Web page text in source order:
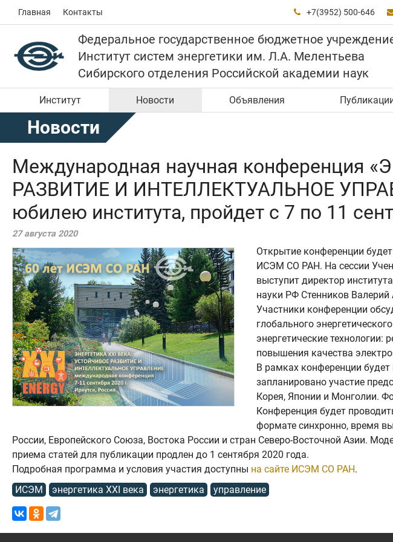
Главная Контакты  +7(3952) 500-646
Федеральное государственное бюджетное
Институт систем энергетики им. Л.А. Мелентьева
Сибирского отделения Российской академии наук
Институт Новости Объявления
Новости
Международная научная конференция
РАЗВИТИЕ И ИНТЕЛЛЕКТУАЛЬНОЕ
юбилею института, пройдет с 7 по 11
27 августа 2020
Открытие конференции
ИСЭМ СО РАН. На сессии
выступит директор
науки РФ Стенников Валерий
Участники конференции
глобального
энергетические
повышения качества
В рамках конференции будет
запланировано участие
Корея, Японии и Монголии.
Конференция будет
формате синхронно, время
России, Европейского Союза, Востока России и стран Северо-Восточной Азии.
приема статей для публикации продлен до 1 сентября 2020 года.
Подробная программа и условия участия доступны на сайте ИСЭМ СО РАН.
ИСЭМ
энергетика XXI века энергетика управление